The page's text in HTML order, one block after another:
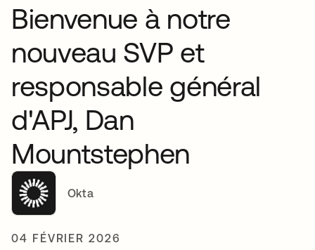
Bienvenue à notre
nouveau SVP et
responsable général
d'APJ, Dan
Mountstephen
Okta
04 FÉVRIER 2026